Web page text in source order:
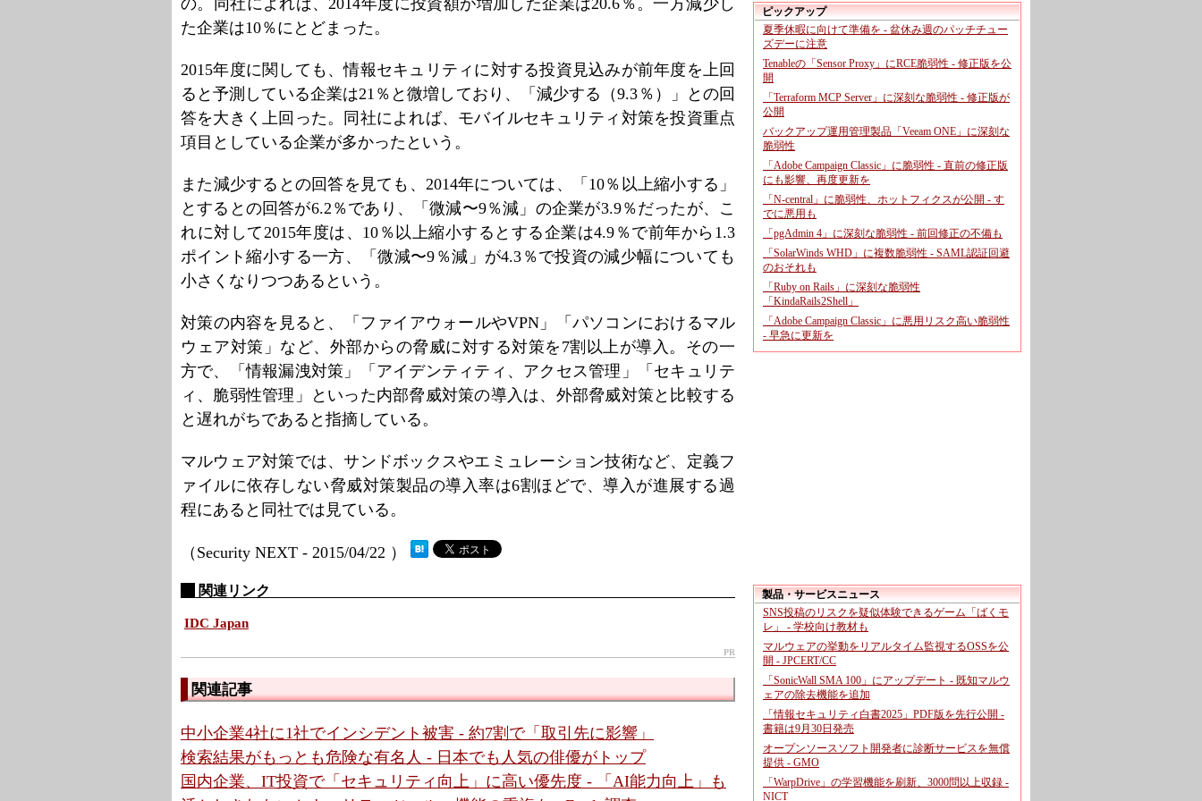
の。同社によれば、2014年度に投資額が増加した企業は20.6％。一方減少し
た企業は10％にとどまった。
2015年度に関しても、情報セキュリティに対する投資見込みが前年度を上回
ると予測している企業は21％と微増しており、「減少する（9.3％）」との回
答を大きく上回った。同社によれば、モバイルセキュリティ対策を投資重点
項目としている企業が多かったという。
また減少するとの回答を見ても、2014年については、「10％以上縮小する」
とするとの回答が6.2％であり、「微減〜9％減」の企業が3.9％だったが、こ
れに対して2015年度は、10％以上縮小するとする企業は4.9％で前年から1.3
ポイント縮小する一方、「微減〜9％減」が4.3％で投資の減少幅についても
小さくなりつつあるという。
対策の内容を見ると、「ファイアウォールやVPN」「パソコンにおけるマル
ウェア対策」など、外部からの脅威に対する対策を7割以上が導入。その一
方で、「情報漏洩対策」「アイデンティティ、アクセス管理」「セキュリテ
ィ、脆弱性管理」といった内部脅威対策の導入は、外部脅威対策と比較する
と遅れがちであると指摘している。
マルウェア対策では、サンドボックスやエミュレーション技術など、定義フ
ァイルに依存しない脅威対策製品の導入率は6割ほどで、導入が進展する過
程にあると同社では見ている。
（Security NEXT - 2015/04/22 ）
関連リンク
IDC Japan
PR
関連記事
中小企業4社に1社でインシデント被害 - 約7割で「取引先に影響」
検索結果がもっとも危険な有名人 - 日本でも人気の俳優がトップ
国内企業、IT投資で「セキュリティ向上」に高い優先度 - 「AI能力向上」も
ピックアップ
夏季休暇に向けて準備を - 盆休み週のパッチチュー
ズデーに注意
Tenableの「Sensor Proxy」にRCE脆弱性 - 修正版を公
開
「Terraform MCP Server」に深刻な脆弱性 - 修正版が
公開
バックアップ運用管理製品「Veeam ONE」に深刻な
脆弱性
「Adobe Campaign Classic」に脆弱性 - 直前の修正版
にも影響、再度更新を
「N-central」に脆弱性、ホットフィクスが公開 - す
でに悪用も
「pgAdmin 4」に深刻な脆弱性 - 前回修正の不備も
「SolarWinds WHD」に複数脆弱性 - SAML認証回避
のおそれも
「Ruby on Rails」に深刻な脆弱性
「KindaRails2Shell」
「Adobe Campaign Classic」に悪用リスク高い脆弱性
- 早急に更新を
製品・サービスニュース
SNS投稿のリスクを疑似体験できるゲーム「ばくモ
レ」 - 学校向け教材も
マルウェアの挙動をリアルタイム監視するOSSを公
開 - JPCERT/CC
「SonicWall SMA 100」にアップデート - 既知マルウ
ェアの除去機能を追加
「情報セキュリティ白書2025」PDF版を先行公開 -
書籍は9月30日発売
オープンソースソフト開発者に診断サービスを無償
提供 - GMO
「WarpDrive」の学習機能を刷新、3000問以上収録 -
NICT